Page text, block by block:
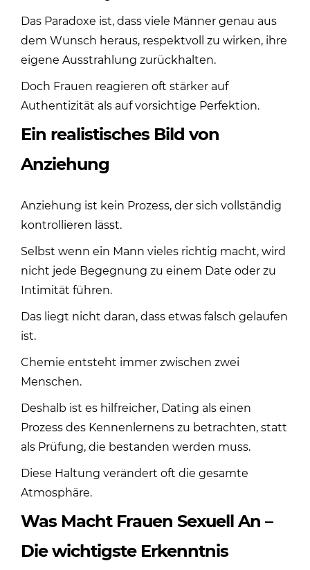
Das Paradoxe ist, dass viele Männer genau aus
dem Wunsch heraus, respektvoll zu wirken, ihre
eigene Ausstrahlung zurückhalten.
Doch Frauen reagieren oft stärker auf
Authentizität als auf vorsichtige Perfektion.
Ein realistisches Bild von
Anziehung
Anziehung ist kein Prozess, der sich vollständig
kontrollieren lässt.
Selbst wenn ein Mann vieles richtig macht, wird
nicht jede Begegnung zu einem Date oder zu
Intimität führen.
Das liegt nicht daran, dass etwas falsch gelaufen
ist.
Chemie entsteht immer zwischen zwei
Menschen.
Deshalb ist es hilfreicher, Dating als einen
Prozess des Kennenlernens zu betrachten, statt
als Prüfung, die bestanden werden muss.
Diese Haltung verändert oft die gesamte
Atmosphäre.
Was Macht Frauen Sexuell An –
Die wichtigste Erkenntnis